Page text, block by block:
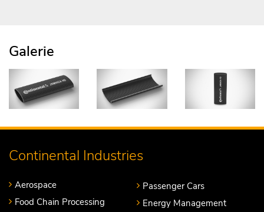
Galerie
Continental Industries
Aerospace
Food Chain Processing
Passenger Cars
Energy Management